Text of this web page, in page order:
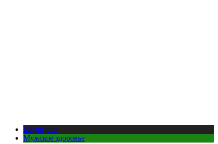
Медицина
Мужское здоровье